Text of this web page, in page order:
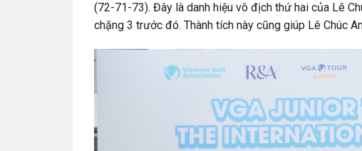
(72-71-73). Đây là danh hiệu vô địch thứ hai của Lê
chặng 3 trước đó. Thành tích này cũng giúp Lê Chúc